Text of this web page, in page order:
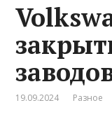
19.09.2024 Разное